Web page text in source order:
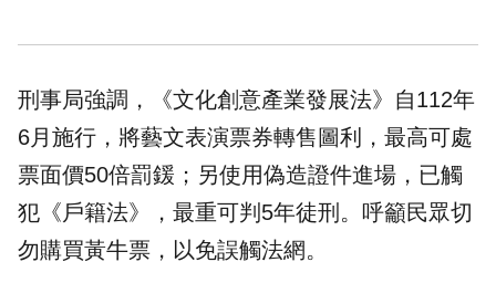
刑事局強調，《文化創意產業發展法》自112年
6月施行，將藝文表演票券轉售圖利，最高可處
票面價50倍罰鍰；另使用偽造證件進場，已觸
犯《戶籍法》，最重可判5年徒刑。呼籲民眾切
勿購買黃牛票，以免誤觸法網。